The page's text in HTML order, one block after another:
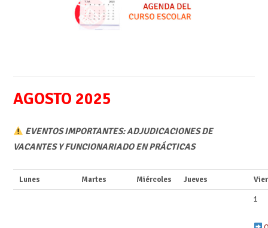
AGOSTO 2025
EVENTOS IMPORTANTES: ADJUDICACIONES DE
VACANTES Y FUNCIONARIADO EN PRÁCTICAS
Lunes Martes Miércoles Jueves
1